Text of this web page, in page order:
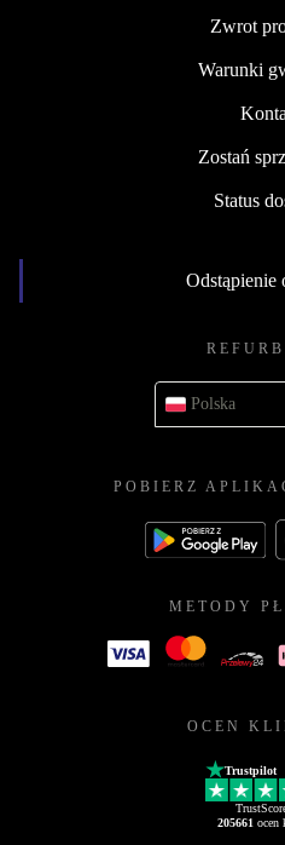
Zwrot
Warunki
Zostań
Status
Odstąpienie
Polska
POBIERZ
METODY
OCEN
Trustpilot
205661 ocen